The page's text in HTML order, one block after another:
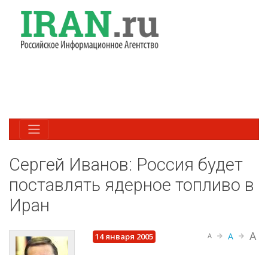
Сергей Иванов: Россия будет
поставлять ядерное топливо в
Иран
14 января 2005 A A A